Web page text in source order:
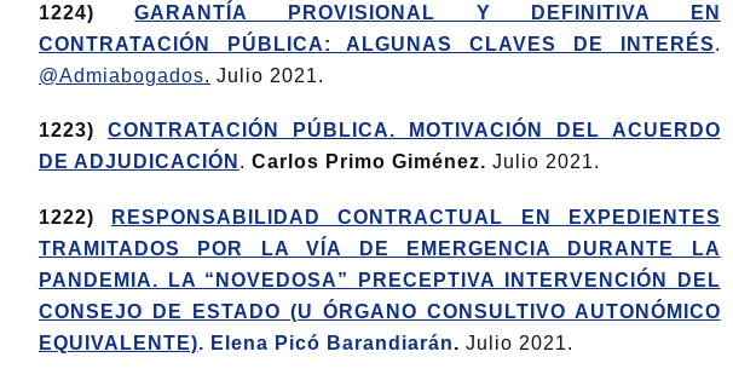
1224)GARANTÍA PROVISIONAL Y DEFINITIVA EN
CONTRATACIÓN PÚBLICA: ALGUNAS CLAVES DE INTERÉS.
@Admiabogados. Julio 2021.
1223) CONTRATACIÓN PÚBLICA. MOTIVACIÓN DEL ACUERDO
DE ADJUDICACIÓN . Carlos Primo Giménez. Julio 2021.
1222)
RESPONSABILIDAD CONTRACTUAL EN EXPEDIENTES
TRAMITADOS POR LA VÍA DE EMERGENCIA DURANTE LA
PANDEMIA. LA “NOVEDOSA” PRECEPTIVA INTERVENCIÓN DEL
CONSEJO DE ESTADO (U ÓRGANO CONSULTIVO AUTONÓMICO
EQUIVALENTE). Elena Picó Barandiarán. Julio 2021.